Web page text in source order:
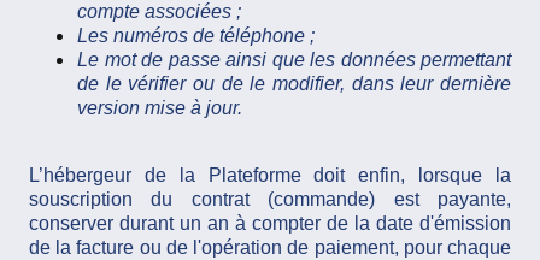
compte associées ;
Les numéros de téléphone ;
Le mot de passe ainsi que les données permettant
de le vérifier ou de le modifier, dans leur dernière
version mise à jour.
L’hébergeur de la Plateforme doit enfin, lorsque la
souscription du contrat (commande) est payante,
conserver durant un an à compter de la date d'émission
de la facture ou de l'opération de paiement, pour chaque